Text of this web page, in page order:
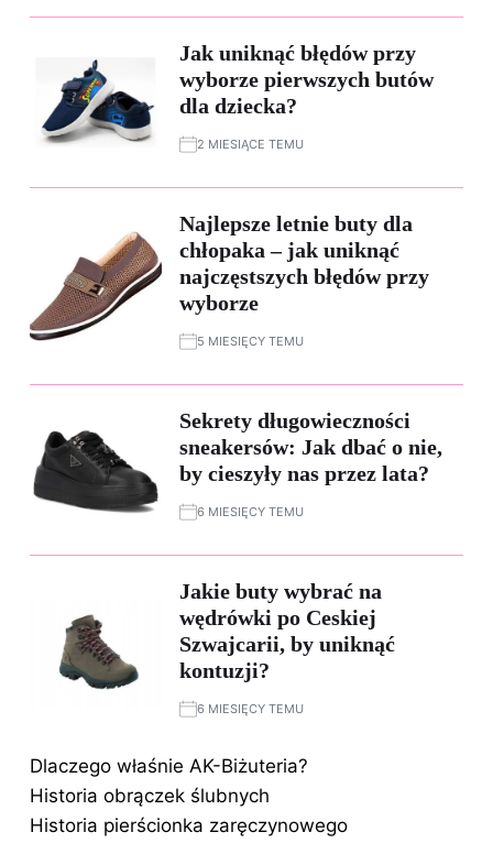
Jak uniknąć błędów przy
wyborze pierwszych butów
dla dziecka?
2 MIESIĄCE TEMU
Najlepsze letnie buty dla
chłopaka – jak uniknąć
najczęstszych błędów przy
wyborze
5 MIESIĘCY TEMU
Sekrety długowieczności
sneakersów: Jak dbać o nie,
by cieszyły nas przez lata?
6 MIESIĘCY TEMU
Jakie buty wybrać na
wędrówki po Ceskiej
Szwajcarii, by uniknąć
kontuzji?
6 MIESIĘCY TEMU
Dlaczego właśnie AK-Biżuteria?
Historia obrączek ślubnych
Historia pierścionka zaręczynowego